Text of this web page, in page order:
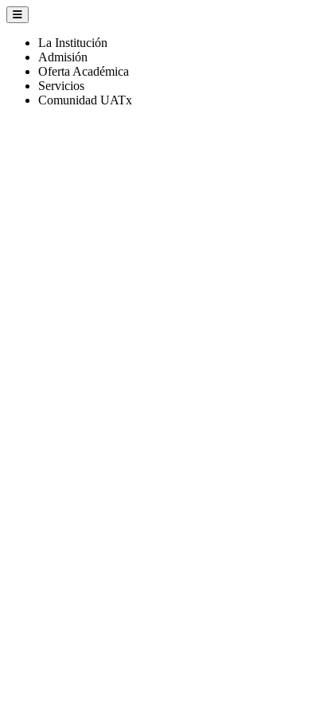
La Institución
Admisión
Oferta Académica
Servicios
Comunidad UATx